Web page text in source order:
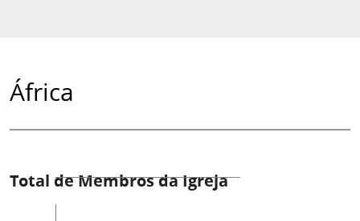
África
Total de Membros da Igreja